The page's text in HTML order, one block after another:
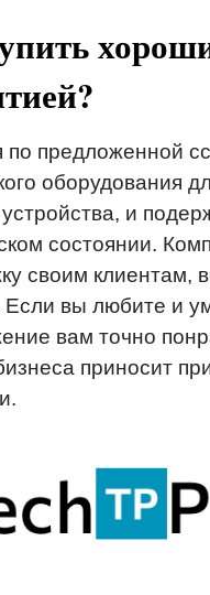
по предложенной
оборудования
и
состоянии.
своим клиентам,
Если вы любите и
вам точно
приносит